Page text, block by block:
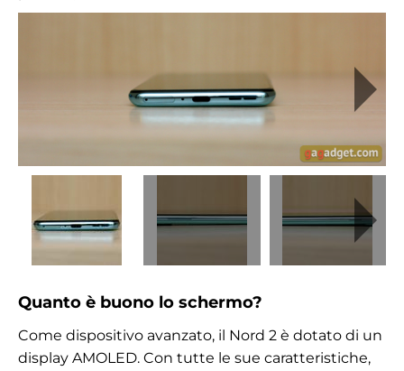
Quanto è buono lo schermo?
Come dispositivo avanzato, il Nord 2 è dotato di un
display AMOLED. Con tutte le sue caratteristiche,